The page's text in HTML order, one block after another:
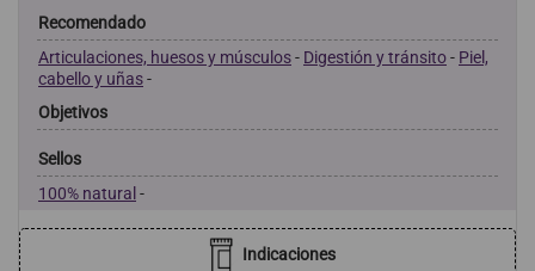
Recomendado
Articulaciones, huesos y músculos- Digestión y tránsito- Piel,
cabello y uñas-
Objetivos
Sellos
100% natural-
Indicaciones